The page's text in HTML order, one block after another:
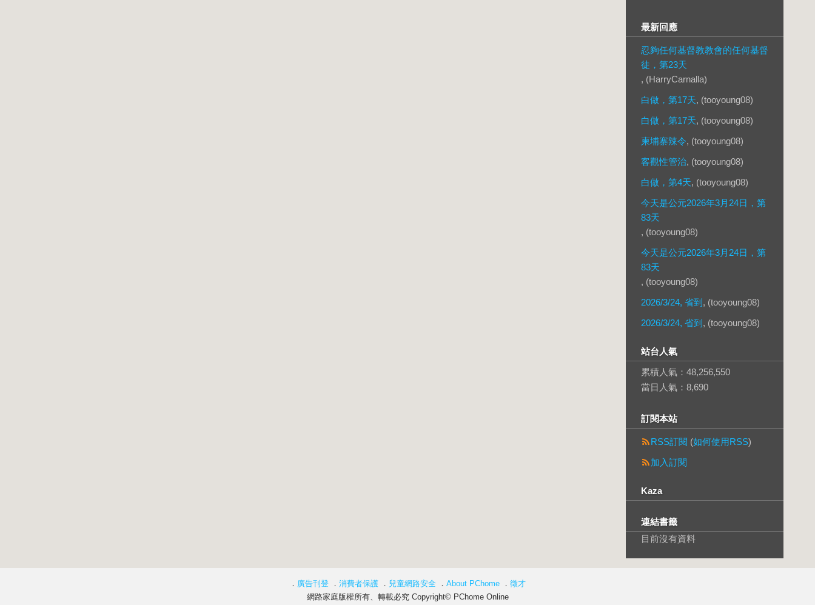
最新回應
忍夠任何基督教教會的任何基督
徒，第23天
, (HarryCarnalla)
白做，第17天, (tooyoung08)
白做，第17天, (tooyoung08)
柬埔寨辣令, (tooyoung08)
客觀性管治, (tooyoung08)
白做，第4天, (tooyoung08)
今天是公元2026年3月24日，第
83天
, (tooyoung08)
今天是公元2026年3月24日，第
83天
, (tooyoung08)
2026/3/24, 省到 , (tooyoung08)
2026/3/24, 省到 , (tooyoung08)
站台人氣
累積人氣： 48,256,550
當日人氣： 8,690
訂閱本站
RSS訂閱 (如何使用RSS)
加入訂閱
Kaza
連結書籤
目前沒有資料
． 廣告刊登 ． 消費者保護 ． 兒童網路安全 ． About PChome ． 徵才
網路家庭版權所有、轉載必究 Copyright© PChome Online